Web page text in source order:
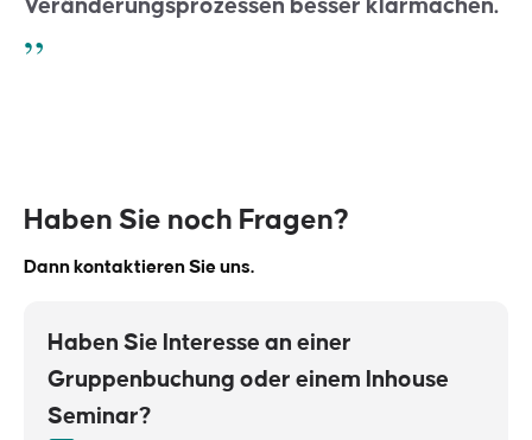
Veränderungsprozessen besser klarmachen.
Haben Sie noch Fragen?
Dann kontaktieren Sie uns.
Haben Sie Interesse an einer
Gruppenbuchung oder einem Inhouse
Seminar?